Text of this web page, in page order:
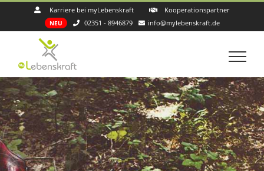
Zum
springen
Karriere bei myLebenskraft Kooperationspartner
NEU 02351 - 8946879 info@mylebenskraft.de